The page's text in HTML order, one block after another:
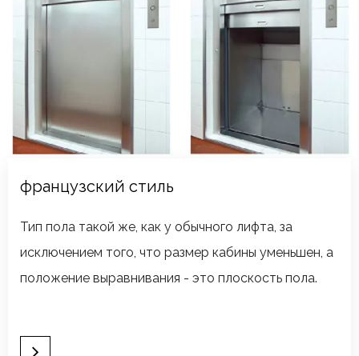
французский стиль
Тип пола такой же, как у обычного лифта, за
исключением того, что размер кабины уменьшен, а
положение выравнивания - это плоскость пола.